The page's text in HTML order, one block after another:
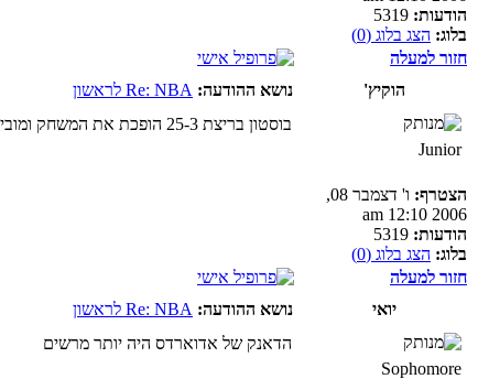
הודעות:
בלוג: הצג בלוג (0)
חזור למעלה
הוקיץ'
נושא ההודעה: Re: NBA לראשון
Junior
הצטרף:
ו' דצמבר 08,
2006 12:10 am
הודעות:
בלוג: הצג בלוג (0)
בוסטון בריצת 25-3 הופכת את המשחק ומובילה 90-82 באמצע הרבע הרביעי.
חזור למעלה
יואי
נושא ההודעה: Re: NBA לראשון
Sophomore
הדאנק של אדוארדס היה יותר מרשים